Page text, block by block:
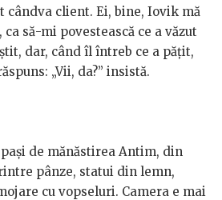
cândva client. Ei, bine, Iovik mă
să-mi povestească ce a văzut
dar, când îl întreb ce a pățit,
„Vii, da?” insistă.
de mănăstirea Antim, din
pânze, statui din lemn,
cu vopseluri. Camera e mai